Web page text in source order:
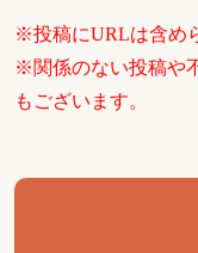
※投稿にURLは含め
※関係のない投稿や
もございます。